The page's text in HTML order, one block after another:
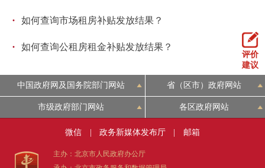
· 如何查询市场租房补贴发放结果？
· 如何查询公租房租金补贴发放结果？
评价
建议
中国政府网及国务院部门网站 省（区市）政府网站
市级政府部门网站 各区政府网站
微信 政务新媒体发布厅 邮箱
主办：北京市人民政府办公厅